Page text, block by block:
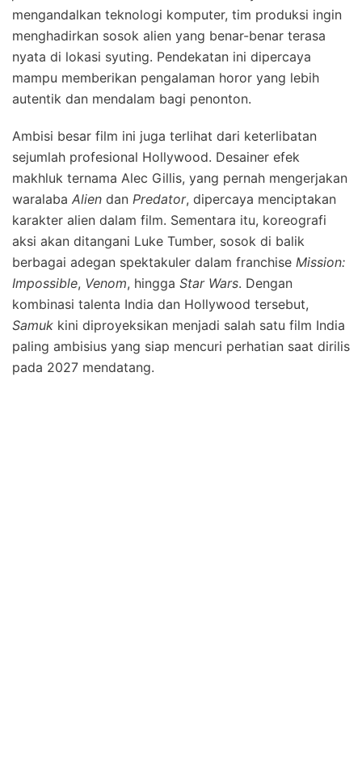
mengandalkan teknologi komputer, tim produksi ingin
menghadirkan sosok alien yang benar-benar terasa
nyata di lokasi syuting. Pendekatan ini dipercaya
mampu memberikan pengalaman horor yang lebih
autentik dan mendalam bagi penonton.
Ambisi besar film ini juga terlihat dari keterlibatan
sejumlah profesional Hollywood. Desainer efek
makhluk ternama Alec Gillis, yang pernah mengerjakan
waralaba Alien dan Predator, dipercaya menciptakan
karakter alien dalam film. Sementara itu, koreografi
aksi akan ditangani Luke Tumber, sosok di balik
berbagai adegan spektakuler dalam franchise Mission:
Impossible, Venom, hingga Star Wars. Dengan
kombinasi talenta India dan Hollywood tersebut,
Samuk kini diproyeksikan menjadi salah satu film India
paling ambisius yang siap mencuri perhatian saat dirilis
pada 2027 mendatang.